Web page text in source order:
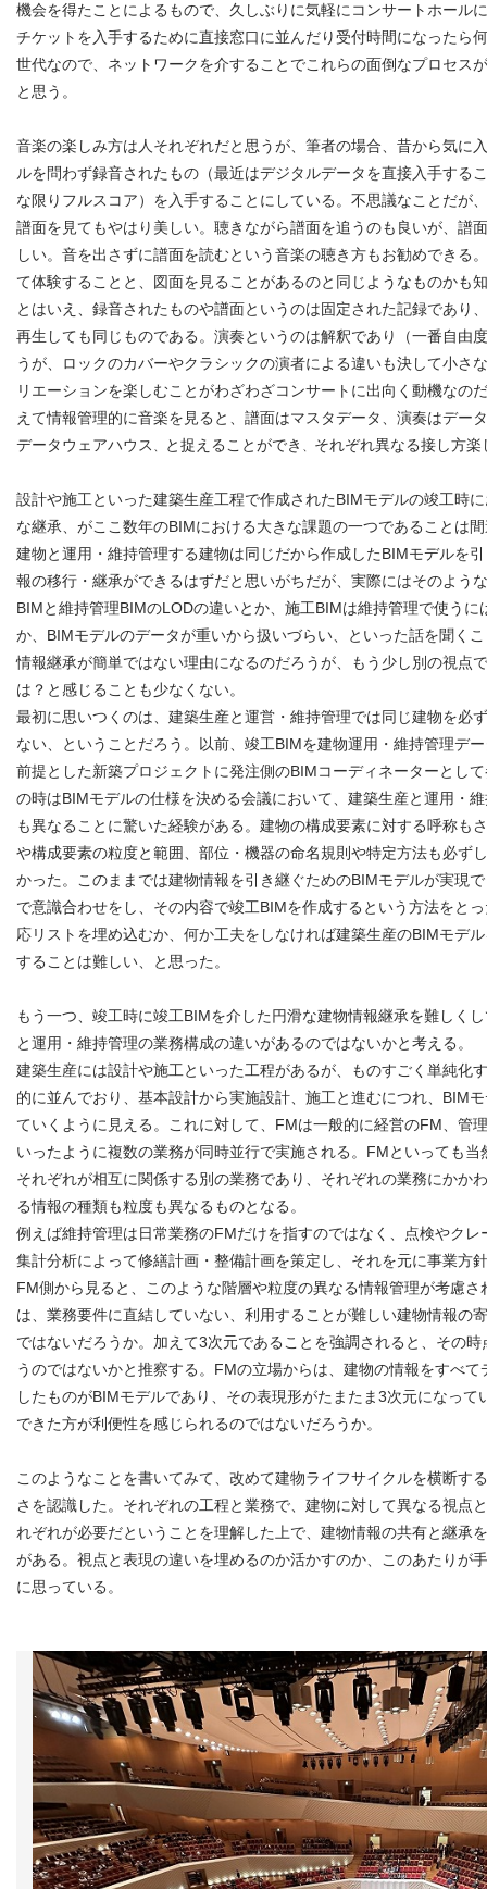
機会を得たことによるもので、久しぶりに気軽にコンサートホール
チケットを入手するために直接窓口に並んだり受付時間になったら
世代なので、ネットワークを介することでこれらの面倒なプロセス
と思う。
音楽の楽しみ方は人それぞれだと思うが、筆者の場合、昔から気に
ルを問わず録音されたもの（最近はデジタルデータを直接入手する
な限りフルスコア）を入手することにしている。不思議なことだが
譜面を見てもやはり美しい。聴きながら譜面を追うのも良いが、譜
しい。音を出さずに譜面を読むという音楽の聴き方もお勧めできる
て体験することと、図面を見ることがあるのと同じようなものかも
とはいえ、録音されたものや譜面というのは固定された記録であり
再生しても同じものである。演奏というのは解釈であり（一番自由
うが、ロックのカバーやクラシックの演者による違いも決して小さ
リエーションを楽しむことがわざわざコンサートに出向く動機なの
えて情報管理的に音楽を見ると、譜面はマスタデータ、演奏はデー
データウェアハウス
と捉えることができ それぞれ異なる接し方
設計や施工といった建築生産工程で作成されたBIMモデルの竣工時
な継承、がここ数年のBIMにおける大きな課題の一つであることは
建物と運用・維持管理する建物は同じだから作成したBIMモデルを
報の移行・継承ができるはずだと思いがちだが、実際にはそのよう
BIMと維持管理BIMのLODの違いとか、施工BIMは維持管理で使うに
か、BIMモデルのデータが重いから扱いづらい、といった話を聞く
情報継承が簡単ではない理由になるのだろうが、もう少し別の視点
は？と感じることも少なくない。
最初に思いつくのは、建築生産と運営・維持管理では同じ建物を必
ない、ということだろう。以前、竣工BIMを建物運用・維持管理デ
前提とした新築プロジェクトに発注側のBIMコーディネーターとし
の時はBIMモデルの仕様を決める会議において、建築生産と運用・
も異なることに驚いた経験がある。建物の構成要素に対する呼称も
や構成要素の粒度と範囲、部位・機器の命名規則や特定方法も必ず
かった。このままでは建物情報を引き継ぐためのBIMモデルが実現
で意識合わせをし、その内容で竣工BIMを作成するという方法をと
応リストを埋め込むか、何か工夫をしなければ建築生産のBIMモデ
することは難しい、と思った。
もう一つ、竣工時に竣工BIMを介した円滑な建物情報継承を難しく
と運用・維持管理の業務構成の違いがあるのではないかと考える。
建築生産には設計や施工といった工程があるが、ものすごく単純化
的に並んでおり、基本設計から実施設計、施工と進むにつれ、BIM
ていくように見える。これに対して、FMは一般的に経営のFM、管
いったように複数の業務が同時並行で実施される。FMといっても
それぞれが相互に関係する別の業務であり、それぞれの業務にかか
る情報の種類も粒度も異なるものとなる。
例えば維持管理は日常業務のFMだけを指すのではなく、点検やク
集計分析によって修繕計画・整備計画を策定し、それを元に事業方
FM側から見ると、このような階層や粒度の異なる情報管理が考慮
は、業務要件に直結していない、利用することが難しい建物情報の
ではないだろうか。加えて3次元であることを強調されると、その
うのではないかと推察する。FMの立場からは、建物の情報をすべ
したものがBIMモデルであり、その表現形がたまたま3次元になって
できた方が利便性を感じられるのではないだろうか。
このようなことを書いてみて、改めて建物ライフサイクルを横断す
さを認識した。それぞれの工程と業務で、建物に対して異なる視点
れぞれが必要だということを理解した上で、建物情報の共有と継承
がある。視点と表現の違いを埋めるのか活かすのか、このあたりが
に思っている。